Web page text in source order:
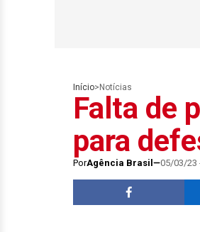
Início> Notícias
Falta de
para
PorAgência Brasil 05/03/23